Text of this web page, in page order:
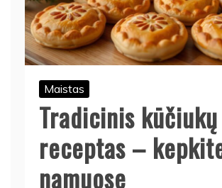
Maistas
Tradicinis kūčiukų
receptas –
namuose